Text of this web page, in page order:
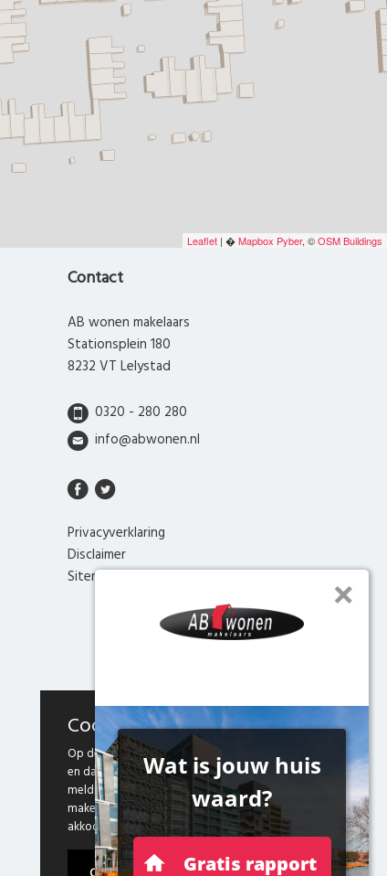
Leaflet | �Mapbox Pyber, ©OSM Buildings
Contact
AB wonen makelaars
Stationsplein 180
8232 VT Lelystad
0320 - 280 280
info@abwonen.nl
Privacyverklaring
Disclaimer
Sitemap
Cookies
Op deze website maken we gebruik van cookies
en daarmee vergelijkbare technieken. Door deze
melding te sluiten, of door gebruik te blijven
maken van onze website weten we dat je hiermee
akkoord gaat.